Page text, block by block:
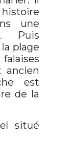
une
Puis
plage
ancien
est
de la
situé